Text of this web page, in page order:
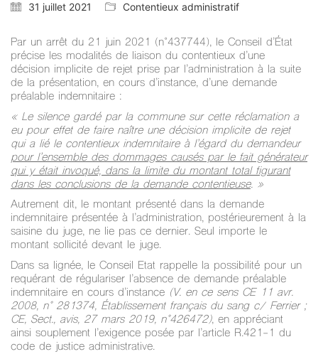
31 juillet 2021 Contentieux administratif
Par un arrêt du 21 juin 2021 (n°437744), le Conseil d’État
précise les modalités de liaison du contentieux d’une
décision implicite de rejet prise par l’administration à la suite
de la présentation, en cours d’instance, d’une demande
préalable indemnitaire :
« Le silence gardé par la commune sur cette réclamation a
eu pour effet de faire naître une décision implicite de rejet
qui a lié le contentieux indemnitaire à l’égard du demandeur
pour l’ensemble des dommages causés par le fait générateur
qui y était invoqué, dans la limite du montant total figurant
dans les conclusions de la demande contentieuse. »
Autrement dit, le montant présenté dans la demande
indemnitaire présentée à l’administration, postérieurement à la
saisine du juge, ne lie pas ce dernier. Seul importe le
montant sollicité devant le juge.
Dans sa lignée, le Conseil Etat rappelle la possibilité pour un
requérant de régulariser l’absence de demande préalable
indemnitaire en cours d’instance (V. en ce sens CE 11 avr.
2008, n° 281374, Établissement français du sang c/ Ferrier ;
CE, Sect., avis, 27 mars 2019, n°426472), en appréciant
ainsi souplement l’exigence posée par l’article R.421-1 du
code de justice administrative.